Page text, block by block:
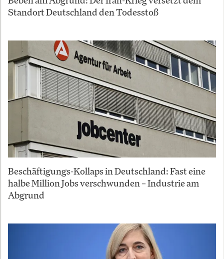
Standort Deutschland den Todesstoß
Beschäftigungs-Kollaps in Deutschland: Fast eine
halbe Million Jobs verschwunden – Industrie am
Abgrund